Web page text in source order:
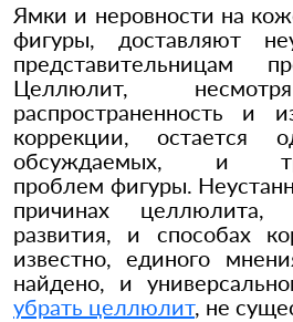
Ямки и неровности на
фигуры, доставляют
представительницам
Целлюлит,
распространенность и
коррекции, остается
обсуждаемых, и
проблем фигуры.
причинах целлюлита,
развития, и способах
известно, единого
найдено, и
убрать целлюлит, не